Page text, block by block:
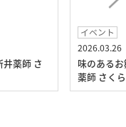
薬師 さ
イベント
2026.03.26
味のある
薬師 さく